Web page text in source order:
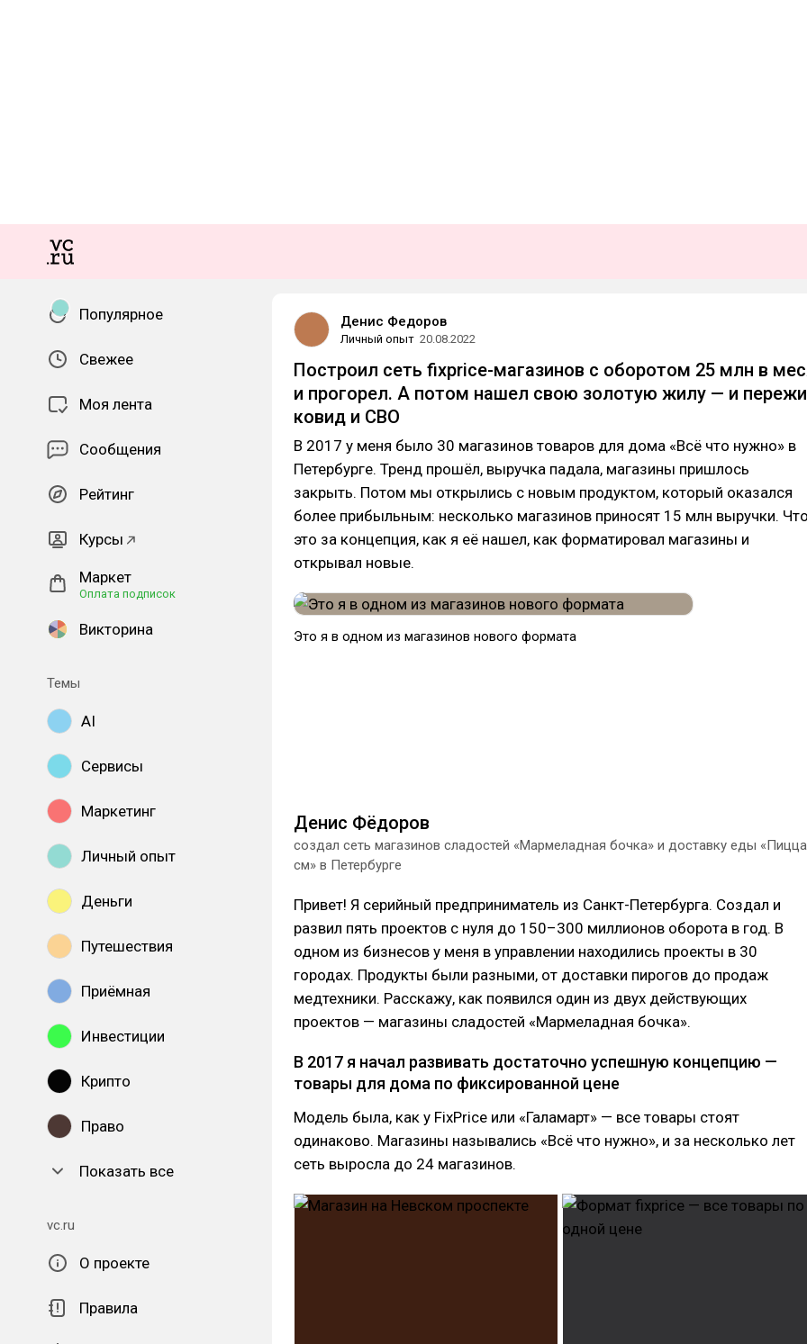
Популярное
Свежее
Моя лента
Сообщения
Рейтинг
Курсы
Маркет
Оплата подписок
Викторина
Темы
AI
Сервисы
Маркетинг
Личный опыт
Деньги
Путешествия
Приёмная
Инвестиции
Крипто
Право
Показать все
vc.ru
О проекте
Правила
Денис Федоров
Личный опыт 20.08.2022
Построил сеть fixprice-магазинов с оборотом 25 млн в
и прогорел. А потом нашел свою золотую жилу — и
ковид и СВО
В 2017 у меня было 30 магазинов товаров для дома «Всё что нужно» в
Петербурге. Тренд прошёл, выручка падала, магазины пришлось
закрыть. Потом мы открылись с новым продуктом, который оказался
более прибыльным: несколько магазинов приносят 15 млн выручки.
это за концепция, как я её нашел, как форматировал магазины и
открывал новые.
Это я в одном из магазинов нового формата
Денис Фёдоров
создал сеть магазинов сладостей «Мармеладная бочка» и доставку еды
см» в Петербурге
Привет! Я серийный предприниматель из Санкт-Петербурга. Создал и
развил пять проектов с нуля до 150–300 миллионов оборота в год. В
одном из бизнесов у меня в управлении находились проекты в 30
городах. Продукты были разными, от доставки пирогов до продаж
медтехники. Расскажу, как появился один из двух действующих
проектов — магазины сладостей «Мармеладная бочка».
В 2017 я начал развивать достаточно успешную концепцию —
товары для дома по фиксированной цене
Модель была, как у FixPrice или «Галамарт» — все товары стоят
одинаково. Магазины назывались «Всё что нужно», и за несколько лет
сеть выросла до 24 магазинов.